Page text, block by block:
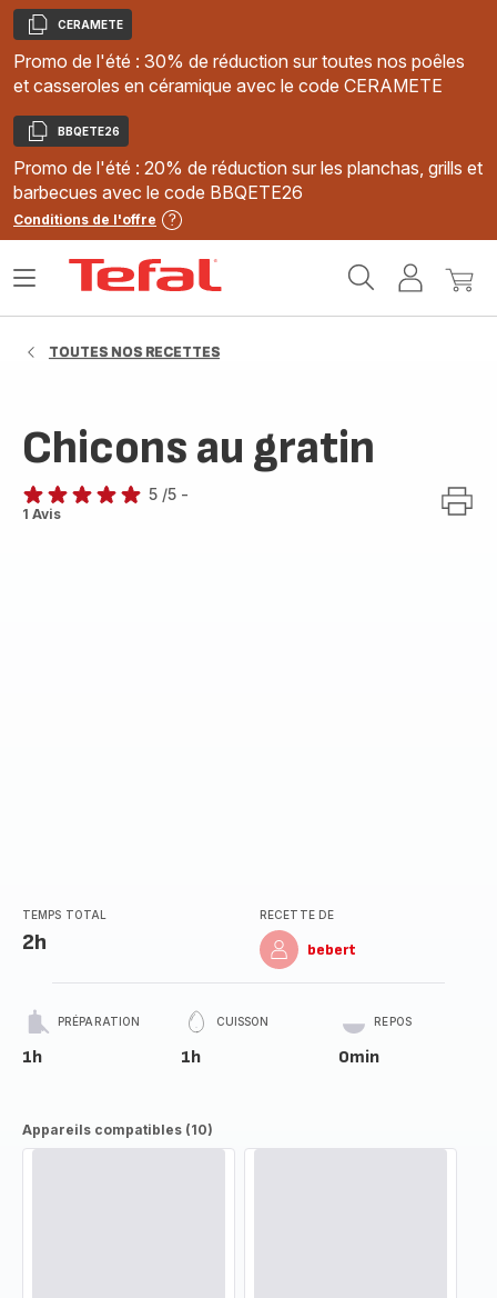
Copier
CERAMETE
Promo de l'été : 30% de réduction sur toutes nos poêles
et casseroles en céramique avec le code CERAMETE
Copier
BBQETE26
Promo de l'été : 20% de réduction sur les planchas, grills et
barbecues avec le code BBQETE26
Conditions de l'offre
MonMon
Ouvrir
TOUTES NOS RECETTES
Chicons au gratin
Avis
5 /5 -
1 Avis
TEMPS TOTAL
2h
RECETTE DE
bebert
PRÉPARATION
1h
CUISSON
1h
REPOS
0min
Appareils compatibles (10)